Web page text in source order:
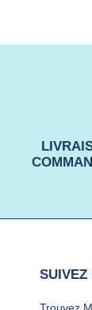
SUIVEZ